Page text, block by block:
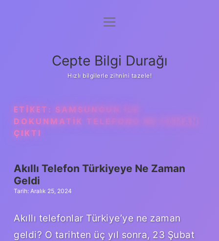
Anasayfa
Yasal Uyarı
menüyü
Cepte Bilgi Durağı
Hızlı bilgilerle zihnini tazele!
ETIKET: SAMSUNGUN ILK
DOKUNMATIK TELEFONU NE ZAMAN
ÇIKTI
Akıllı Telefon Türkiyeye Ne Zaman
Geldi
Tarih: Aralık 25, 2024
Akıllı telefonlar Türkiye’ye ne zaman
geldi? O tarihten üç yıl sonra, 23 Şubat